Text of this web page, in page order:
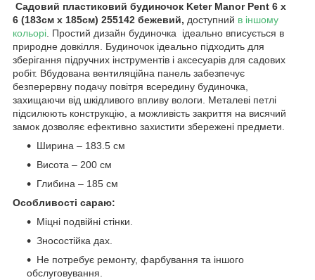
Садовий пластиковий будиночок Keter Manor Pent 6 x
6 (183см х 185см) 255142 бежевий, доступний в іншому
кольорі. Простий дизайн будиночка ідеально вписується в
природне довкілля. Будиночок ідеально підходить для
зберігання підручних інструментів і аксесуарів для садових
робіт. Вбудована вентиляційна панель забезпечує
безперервну подачу повітря всередину будиночка,
захищаючи від шкідливого впливу вологи. Металеві петлі
підсилюють конструкцію, а можливість закриття на висячий
замок дозволяє ефективно захистити збережені предмети.
Ширина – 183.5 см
Висота – 200 см
Глибина – 185 см
Особливості сараю:
Міцні подвійні стінки.
Зносостійка дах.
Не потребує ремонту, фарбування та іншого
обслуговування.